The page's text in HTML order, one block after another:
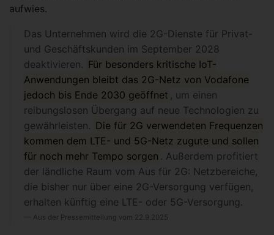
aufwies.
Das Unternehmen wird die 2G-Dienste für Privat-
und Geschäftskunden im September 2028
deaktivieren. Für besonders kritische IoT-
Anwendungen bleibt das 2G-Netz von Vodafone
jedoch bis Ende 2030 geöffnet , um einen
reibungslosen Übergang auf neue Technologien zu
gewährleisten. Die für 2G verwendeten Frequenzen
kommen dem LTE- und 5G-Netz zugute und sollen
für noch mehr Tempo sorgen . Außerdem profitiert
der ländliche Raum vom Aus für 2G: Netzbereiche,
die bisher nur über eine 2G-Versorgung verfügen,
erhalten künftig eine LTE- oder 5G-Versorgung.
Aus der Pressemitteilung vom 22.9.2025